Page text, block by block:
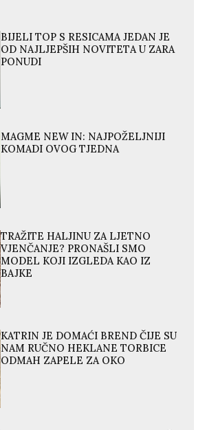
BIJELI TOP S RESICAMA JEDAN JE
OD NAJLJEPŠIH NOVITETA U ZARA
PONUDI
MAGME NEW IN: NAJPOŽELJNIJI
KOMADI OVOG TJEDNA
TRAŽITE HALJINU ZA LJETNO
VJENČANJE? PRONAŠLI SMO
MODEL KOJI IZGLEDA KAO IZ
BAJKE
KATRIN JE DOMAĆI BREND ČIJE SU
NAM RUČNO HEKLANE TORBICE
ODMAH ZAPELE ZA OKO